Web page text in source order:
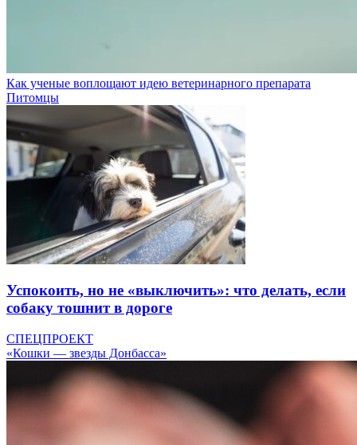
Как ученые воплощают идею ветеринарного препарата
Питомцы
Успокоить, но не «выключить»: что делать, если
собаку тошнит в дороге
СПЕЦПРОЕКТ
«Кошки — звезды Донбасса»